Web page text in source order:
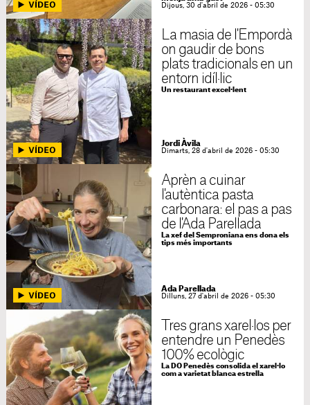
Dijous, 30 d'abril de 2026 - 05:30
La masia de l'Empordà
on gaudir de bons
plats tradicionals en un
entorn idíl·lic
Un restaurant excel·lent
Jordi Àvila
Dimarts, 28 d'abril de 2026 - 05:30
Aprèn a cuinar
l'autèntica pasta
carbonara: el pas a pas
de l'Ada Parellada
La xef del Semproniana ens dona els
tips més importants
Ada Parellada
Dilluns, 27 d'abril de 2026 - 05:30
Tres grans xarel·los per
entendre un Penedès
100% ecològic
La DO Penedès consolida el xarel·lo
com a varietat blanca estrella